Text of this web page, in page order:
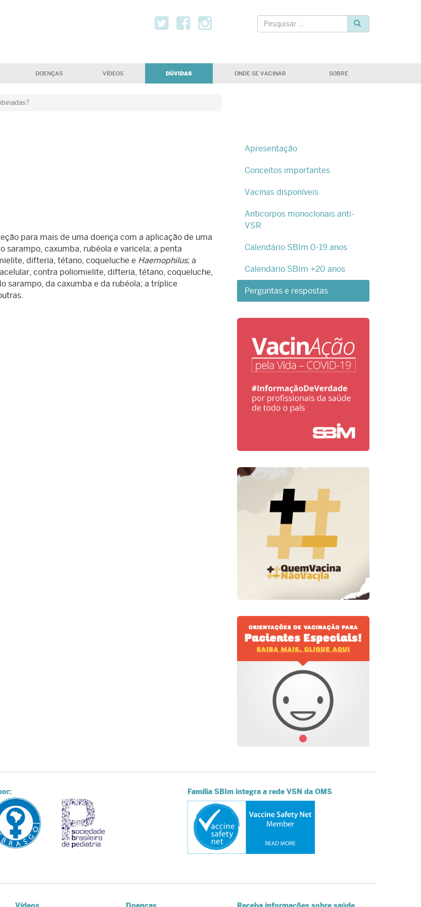
TwitterFacebook
InstagramPesquisar
DOENÇAS VÍDEOS DÚVIDAS ONDE SE VACINAR SOBRE
para mais de uma doença com a aplicação de uma
sarampo, caxumba, rubéola e varicela; a penta
difteria, tétano, coqueluche e Haemophilus; a
contra poliomielite, difteria, tétano, coqueluche,
sarampo, da caxumba e da rubéola; a tríplice
Apresentação
Conceitos importantes
Vacinas disponíveis
Anticorpos monoclonais anti-
VSR
Calendário SBIm 0-19 anos
Calendário SBIm +20 anos
Perguntas e respostas
Família SBIm integra a rede VSN da OMS